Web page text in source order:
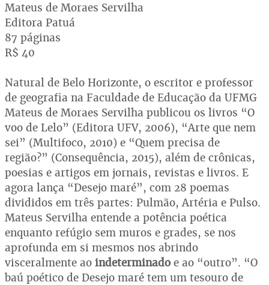
Mateus de Moraes Servilha
Editora Patuá
87 páginas
R$ 40
Natural de Belo Horizonte, o escritor e professor
de geografia na Faculdade de Educação da UFMG
Mateus de Moraes Servilha publicou os livros “O
voo de Lelo” (Editora UFV, 2006), “Arte que nem
sei” (Multifoco, 2010) e “Quem precisa de
região?” (Consequência, 2015), além de crônicas,
poesias e artigos em jornais, revistas e livros. E
agora lança “Desejo maré”, com 28 poemas
divididos em três partes: Pulmão, Artéria e Pulso.
Mateus Servilha entende a potência poética
enquanto refúgio sem muros e grades, se nos
aprofunda em si mesmos nos abrindo
visceralmente ao indeterminado e ao “outro”. “O
baú poético de Desejo maré tem um tesouro de